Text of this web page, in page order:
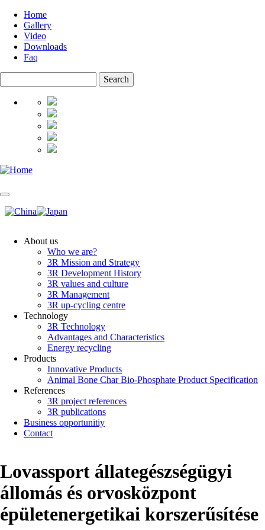
Skip
main
content
menu
Home
Gallery
Video
Downloads
Faq
About us
Who we are?
3R Mission and Strategy
3R Development History
3R values and culture
3R Management
3R up-cycling centre
Technology
3R Technology
Advantages and Characteristics
Energy recycling
Products
Innovative Products
Animal Bone Char Bio-Phosphate Product Specification
References
3R project references
3R publications
Business opportunitiy
Contact
Lovassport állategészségügyi
állomás és orvosközpont
épületenergetikai korszerűsítése